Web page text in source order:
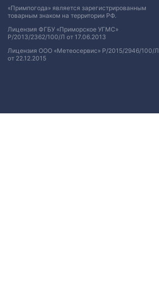
«Примпогода» является зарегистрированным
товарным знаком на территории РФ.
Лицензия ФГБУ «Приморское УГМС»
Р/2013/2362/100/Л от 17.06.2013
Лицензия ООО «Метеосервис» Р/2015/2946/100/Л
от 22.12.2015